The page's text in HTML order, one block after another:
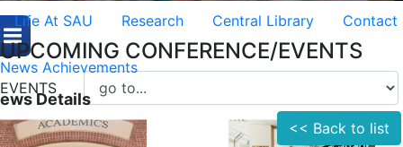
Life At SAU
Research Central Library Contact
UPCOMING CONFERENCE/EVENTS
EVENTS
News Achievements
Details
<< Back to list